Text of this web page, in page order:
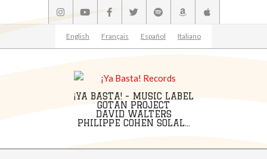
to
English Français Español Italiano
¡YA BASTA! - MUSIC LABEL
GOTAN PROJECT
DAVID WALTERS
PHILIPPE COHEN SOLAL...